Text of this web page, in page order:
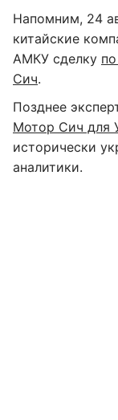
Напомним, 24
китайские
АМКУ сделку
Сич.
Позднее
Мотор Сич для
исторически
аналитики.